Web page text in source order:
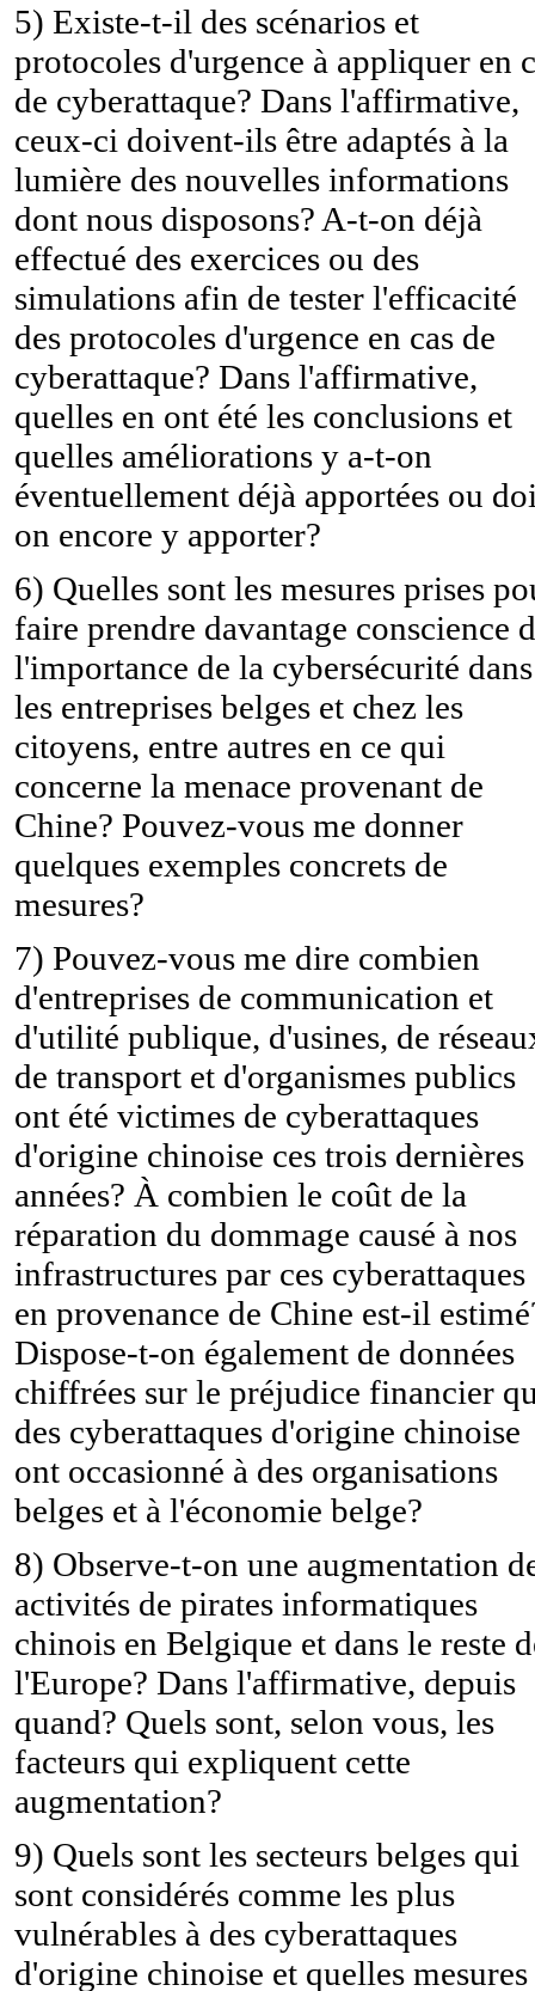
5) Existe-t-il des scénarios et
protocoles d'urgence à appliquer en
de cyberattaque? Dans l'affirmative,
ceux-ci doivent-ils être adaptés à la
lumière des nouvelles informations
dont nous disposons? A-t-on déjà
effectué des exercices ou des
simulations afin de tester l'efficacité
des protocoles d'urgence en cas de
cyberattaque? Dans l'affirmative,
quelles en ont été les conclusions et
quelles améliorations y a-t-on
éventuellement déjà apportées ou
on encore y apporter?
6) Quelles sont les mesures prises
faire prendre davantage conscience
l'importance de la cybersécurité dans
les entreprises belges et chez les
citoyens, entre autres en ce qui
concerne la menace provenant de
Chine? Pouvez-vous me donner
quelques exemples concrets de
mesures?
7) Pouvez-vous me dire combien
d'entreprises de communication et
d'utilité publique, d'usines, de
de transport et d'organismes publics
ont été victimes de cyberattaques
d'origine chinoise ces trois dernières
années? À combien le coût de la
réparation du dommage causé à nos
infrastructures par ces cyberattaques
en provenance de Chine est-il
Dispose-t-on également de données
chiffrées sur le préjudice financier
des cyberattaques d'origine chinoise
ont occasionné à des organisations
belges et à l'économie belge?
8) Observe-t-on une augmentation
activités de pirates informatiques
chinois en Belgique et dans le reste
l'Europe? Dans l'affirmative, depuis
quand? Quels sont, selon vous, les
facteurs qui expliquent cette
augmentation?
9) Quels sont les secteurs belges qui
sont considérés comme les plus
vulnérables à des cyberattaques
d'origine chinoise et quelles mesures